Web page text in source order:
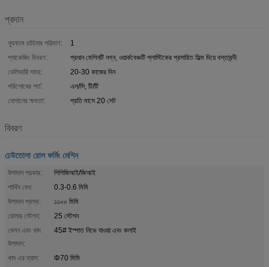
প্রদান
ন্যূনতম চাহিদার পরিমাণ:
1
প্যাকেজিং বিবরণ:
প্রধান মেশিনটি নগ্ন, ওয়ার্কবেঞ্চটি প্লাস্টিকের প্রসারিত ফিল্ম দিয়ে বস্তাবন্দী
ডেলিভারি সময়:
20-30 কাজের দিন
পরিশোধের শর্ত:
এল/সি, টি/টি
যোগানের ক্ষমতা:
প্রতি মাসে 20 সেট
বিবরণ
ঢেউতোলা রোল ফর্মিং মেশিন
উপাদান প্রকার:
পিপিজিআই/জিআই
পার্থিব বেধ:
0.3-0.6 মিমি
উপাদান প্রস্থ:
১১০০ মিমি
রোলার স্টেশন:
25 স্টেশন
বেলন এবং খাদ
উপাদান:
45# ইস্পাত নিভে যাওয়া এবং কলাই
খাদ এর ব্যাস:
Φ70 মিমি